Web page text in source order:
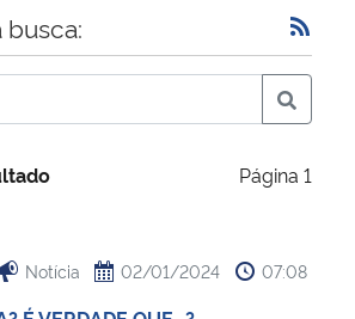
busca:
Página 1
Notícia 02/01/2024 07:08